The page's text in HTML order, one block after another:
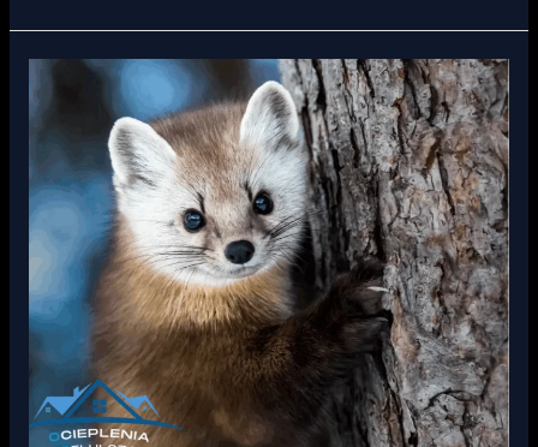
Naprawa
dachu
kunach
–
skutecznie
ekologicznie
z
celulozą